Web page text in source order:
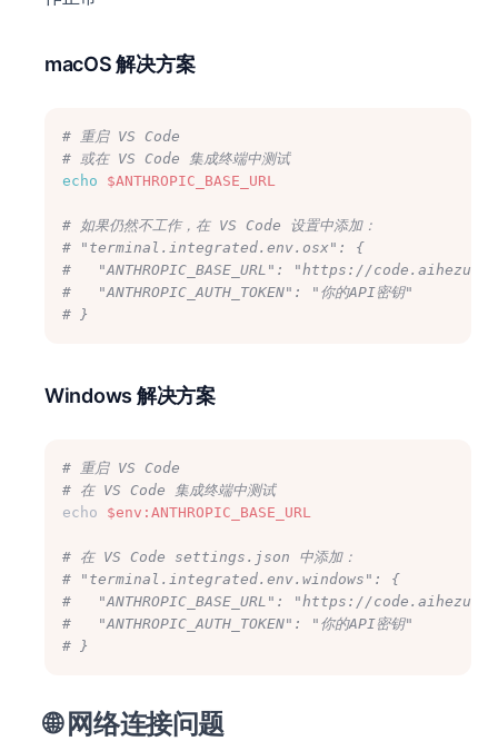
macOS 解决方案
# 重启 VS Code
# 或在 VS Code 集成终端中测试
echo
$ANTHROPIC_BASE_URL
# 如果仍然不工作，在 VS Code 设置中添加：
# "terminal.integrated.env.osx": {
#   "ANTHROPIC_BASE_URL": "https://
#   "ANTHROPIC_AUTH_TOKEN": "你的API密钥"
# }
Windows 解决方案
# 重启 VS Code
# 在 VS Code 集成终端中测试
echo $env:ANTHROPIC_BASE_URL
# 在 VS Code settings.json 中添加：
# "terminal.integrated.env.windows": {
#   "ANTHROPIC_BASE_URL": "https://
#   "ANTHROPIC_AUTH_TOKEN": "你的API密钥"
# }
🌐 网络连接问题